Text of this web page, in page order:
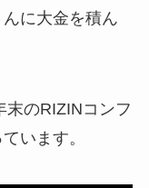
に大金を積ん
末のRIZINコンフ
います。